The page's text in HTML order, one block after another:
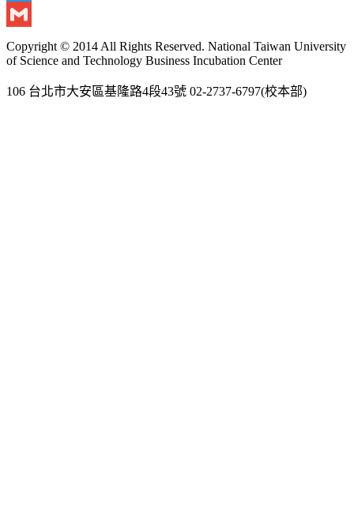
Twitter
Gmail
Copyright © 2014 All Rights Reserved. National Taiwan University
of Science and Technology Business Incubation Center
106 台北市大安區基隆路4段43號 02-2737-6797(校本部)